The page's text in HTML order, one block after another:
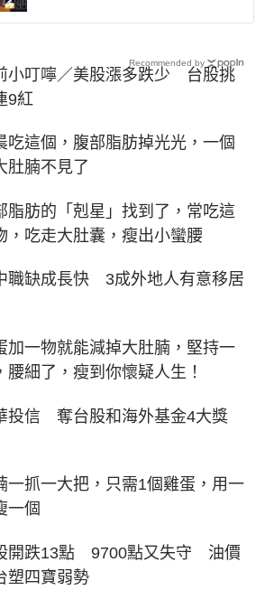
小叮嚀／美股漲多跌少 台股挑
9紅
吃這個，腹部脂肪掉光光，一個
肚腩不見了
脂肪的「剋星」找到了，常吃這
，吃走大肚囊，瘦出小蠻腰
職缺成長快 3成外地人有意移居
加一物就能減掉大肚腩，堅持一
腰細了，瘦到你懷疑人生！
投信 奪台股和海外基金4大獎
一抓一大把，只需1個雞蛋，用一
一個
開跌13點 9700點又失守 油價
塑四寶弱勢
Recommended by